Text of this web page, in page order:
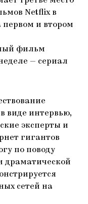
Netflix в
первом и втором
фильм
— сериал
виде интервью,
эксперты и
гигантов
по поводу
драматической
сетей на